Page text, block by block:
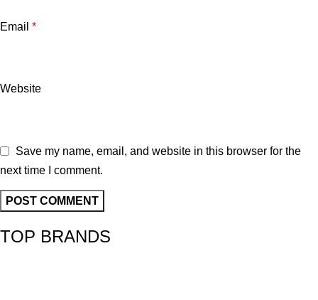
Email *
Website
Save my name, email, and website in this browser for the
next time I comment.
TOP BRANDS